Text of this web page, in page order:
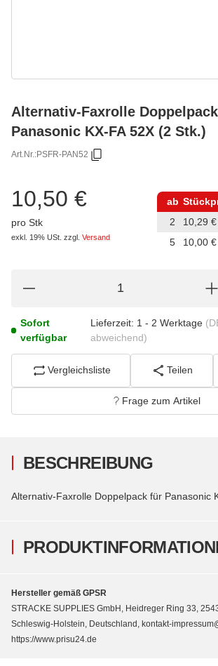
Alternativ-Faxrolle
Panasonic KX-FA 52X (2 Stk.)
Art.Nr.:PSFR-PAN52
10,50 €
pro Stk
exkl. 19% USt. zzgl. Versand
ab
2
10,29 €
5
10,00 €
Sofort
verfügbar
Lieferzeit: 1 - 2 Werktage
abweichend)
Vergleichsliste Teilen
Frage zum Artikel
BESCHREIBUNG
Alternativ-Faxrolle Doppelpack für Panasonic
Hersteller gemäß GPSR
STRACKE SUPPLIES GmbH, Heidreger Ring 33,
Schleswig-Holstein, Deutschland, kontakt-
https://www.prisu24.de